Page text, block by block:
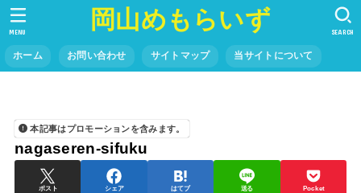
岡山めもらいず
ホーム お問い合わせ サイトマップ 当サイトについて
SEARCH
MENU
本記事はプロモーションを含みます。
nagaseren-sifuku
ポスト シェア はてブ 送る Pocket